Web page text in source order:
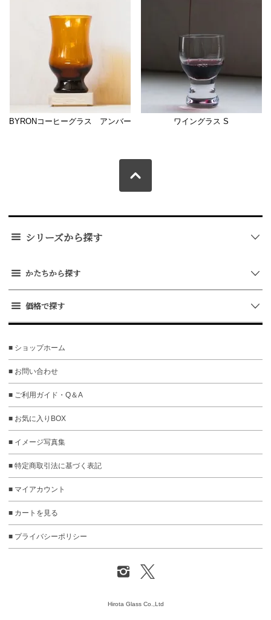
BYRONコーヒーグラス アンバー ワイングラス S
シリーズから探す
かたちから探す
価格で探す
■ ショップホーム
■ お問い合わせ
■ ご利用ガイド・Q＆A
■ お気に入りBOX
■ イメージ写真集
■ 特定商取引法に基づく表記
■ マイアカウント
■ カートを見る
■ プライバシーポリシー
Hirota Glass Co.,Ltd